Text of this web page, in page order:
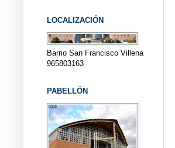
LOCALIZACIÓN
Barrio San Francisco Villena
965803163
PABELLÓN